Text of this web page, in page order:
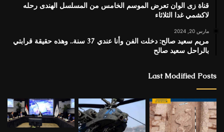
قناة زى الوان تعرض الموسم الخامس من المسلسل الهندى رحله
لاكشمي غدا الثلاثاء
مارس 20, 2024
مريم سعيد صالح: دخلت الفن وأنا عندي 37 سنة.. وهذه حقيقة قرابتي
بالراحل سعيد صالح
Last Modified Posts